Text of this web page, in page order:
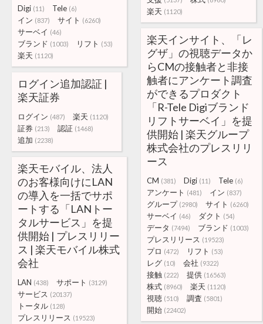
楽天 (1120)
Digi (11) Tele (6)
イン (837) サイト (6260)
サーベイ (46)
ブランド (1003) リフト (53)
楽天 (1120)
楽天インサイト、「レ
グザ」の視聴データか
らCMの接触者と非接
触者にアンケート調査
ができるプロダクト
「R-Tele Digiブランド
リフトサーベイ」を提
供開始 | 楽天グループ
株式会社のプレスリリ
ース
CM (381) Digi (11) Tele (6)
アンケート (481) イン (837)
グループ (2980) サイト (6260)
サーベイ (46) ダクト (54)
データ (7494) ブランド (1003)
プレスリリース (19523)
プロ (472) リフト (53)
レグ (10) 会社 (9322)
接触 (222) 提供 (16563)
株式 (8960) 楽天 (1120)
視聴 (510) 調査 (5801)
開始 (22402)
ログイン追加認証 |
楽天証券
ログイン (487) 楽天 (1120)
証券 (213) 認証 (1468)
追加 (2238)
楽天モバイル、法人
のお客様向けにLAN
の導入を一括でサポ
ートする「LANトー
タルサービス」を提
供開始 | プレスリリー
ス | 楽天モバイル株式
会社
LAN (438) サポート (3129)
サービス (20137)
トータル (128)
プレスリリース (19523)